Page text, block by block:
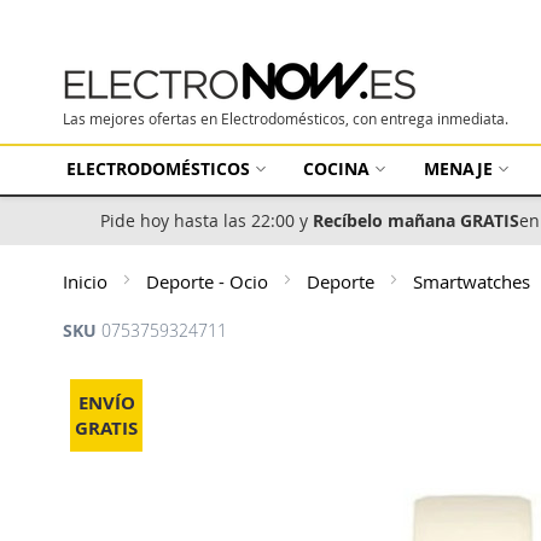
Las mejores ofertas en Electrodomésticos, con entrega inmediata.
ELECTRODOMÉSTICOS COCINA MENAJE
Pide hoy hasta las 22:00 y Recíbelo mañana GRATIS
Inicio Deporte - Ocio Deporte Smartwatches
ENVÍO
GRATIS
SKU 0753759324711
Saltar
final
de